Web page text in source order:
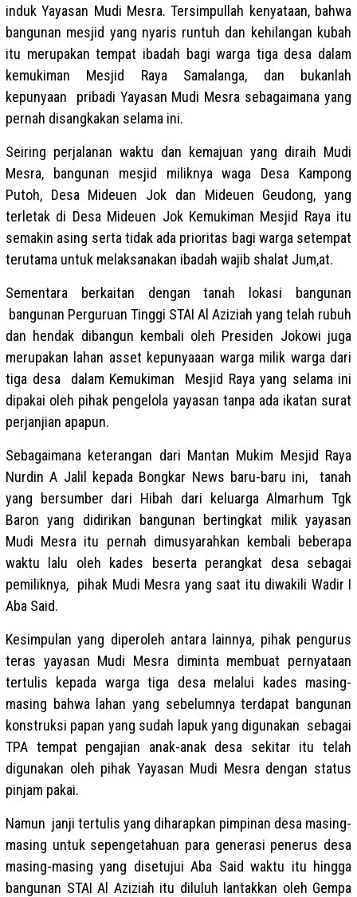
induk Yayasan Mudi Mesra. Tersimpullah kenyataan, bahwa
bangunan mesjid yang nyaris runtuh dan kehilangan kubah
itu merupakan tempat ibadah bagi warga tiga desa dalam
kemukiman Mesjid Raya Samalanga, dan bukanlah
kepunyaan pribadi Yayasan Mudi Mesra sebagaimana yang
pernah disangkakan selama ini.
Seiring perjalanan waktu dan kemajuan yang diraih Mudi
Mesra, bangunan mesjid miliknya waga Desa Kampong
Putoh, Desa Mideuen Jok dan Mideuen Geudong, yang
terletak di Desa Mideuen Jok Kemukiman Mesjid Raya itu
semakin asing serta tidak ada prioritas bagi warga setempat
terutama untuk melaksanakan ibadah wajib shalat Jum,at.
Sementara berkaitan dengan tanah lokasi bangunan
bangunan Perguruan Tinggi STAI Al Aziziah yang telah rubuh
dan hendak dibangun kembali oleh Presiden Jokowi juga
merupakan lahan asset kepunyaaan warga milik warga dari
tiga desa dalam Kemukiman Mesjid Raya yang selama ini
dipakai oleh pihak pengelola yayasan tanpa ada ikatan surat
perjanjian apapun.
Sebagaimana keterangan dari Mantan Mukim Mesjid Raya
Nurdin A Jalil kepada Bongkar News baru-baru ini, tanah
yang bersumber dari Hibah dari keluarga Almarhum Tgk
Baron yang didirikan bangunan bertingkat milik yayasan
Mudi Mesra itu pernah dimusyarahkan kembali beberapa
waktu lalu oleh kades beserta perangkat desa sebagai
pemiliknya, pihak Mudi Mesra yang saat itu diwakili Wadir I
Aba Said.
Kesimpulan yang diperoleh antara lainnya, pihak pengurus
teras yayasan Mudi Mesra diminta membuat pernyataan
tertulis kepada warga tiga desa melalui kades masing-
masing bahwa lahan yang sebelumnya terdapat bangunan
konstruksi papan yang sudah lapuk yang digunakan sebagai
TPA tempat pengajian anak-anak desa sekitar itu telah
digunakan oleh pihak Yayasan Mudi Mesra dengan status
pinjam pakai.
Namun janji tertulis yang diharapkan pimpinan desa masing-
masing untuk sepengetahuan para generasi penerus desa
masing-masing yang disetujui Aba Said waktu itu hingga
bangunan STAI Al Aziziah itu diluluh lantakkan oleh Gempa